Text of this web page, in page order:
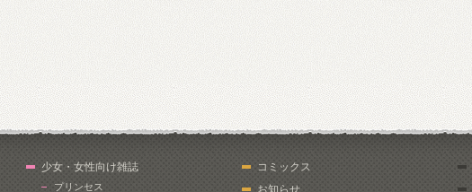
少女・女性向け雑誌
プリンセス
コミックス
お知らせ